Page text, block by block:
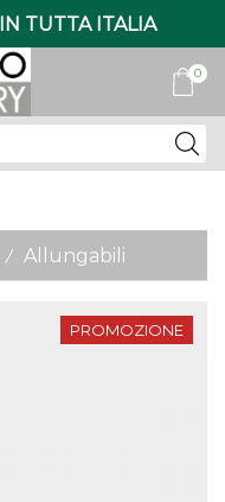
TUTTA ITALIA
0
/ Allungabili
PROMOZIONE